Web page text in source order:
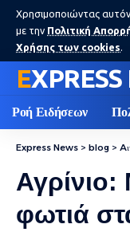
Χρησιμοποιώντας
με την Πολιτική
Χρήσης των cookies.
Ροή Ειδήσεων
Express News > blog >
φωτιά